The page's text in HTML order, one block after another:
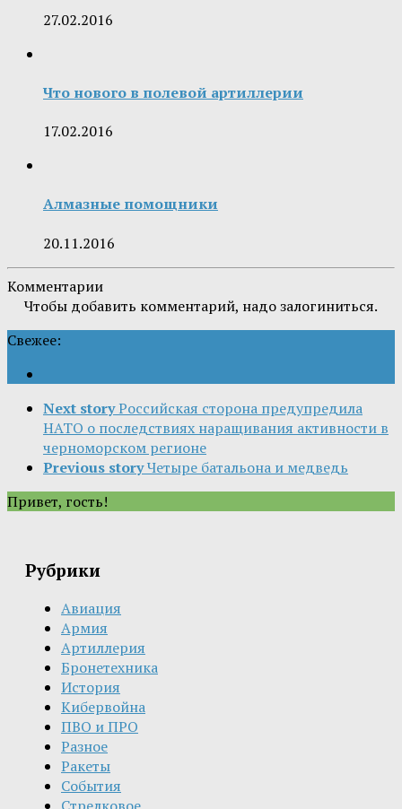
27.02.2016
Что нового в полевой артиллерии
17.02.2016
Алмазные помощники
20.11.2016
Комментарии
Чтобы добавить комментарий, надо залогиниться.
Свежее:
Next storyРоссийская сторона предупредила
НАТО о последствиях наращивания активности в
черноморском регионе
Previous storyЧетыре батальона и медведь
Привет, гость!
Рубрики
Авиация
Армия
Артиллерия
Бронетехника
История
Кибервойна
ПВО и ПРО
Разное
Ракеты
События